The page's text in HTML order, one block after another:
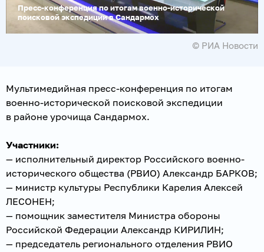
Пресс-конференция по итогам военно-исторической
поисковой экспедиции в Сандармох
© РИА Новости
Мультимедийная пресс-конференция по итогам
военно-исторической поисковой экспедиции
в районе урочища Сандармох.
Участники:
— исполнительный директор Российского военно-
исторического общества (РВИО) Александр БАРКОВ;
— министр культуры Республики Карелия Алексей
ЛЕСОНЕН;
— помощник заместителя Министра обороны
Российской Федерации Александр КИРИЛИН;
— председатель регионального отделения РВИО